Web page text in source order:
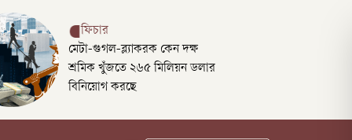
ফিচার
মেটা-গুগল-ব্ল্যাকরক কেন দক্ষ
শ্রমিক খুঁজতে ২৬৫ মিলিয়ন ডলার
বিনিয়োগ করছে